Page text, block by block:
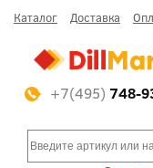
Каталог Доставка
+7(495) 748-